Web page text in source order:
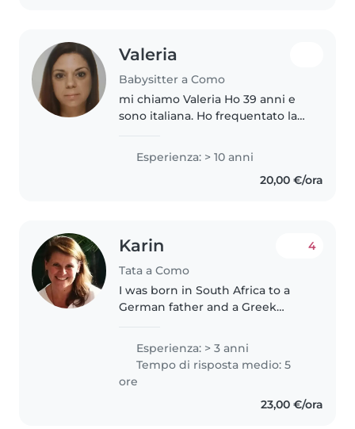
Valeria
Babysitter a Como
mi chiamo Valeria Ho 39 anni e
sono italiana. Ho frequentato la
per 5 anni e ho accumulato una
vasta esperienza lavorando con
Esperienza: > 10 anni
20,00 €/ora
Karin
Tata a Como
4
I was born in South Africa to a
German father and a Greek
basic). I have a large family of
cousins and like to spend time
with them. I moved to Italy in
2023..
Esperienza: > 3 anni
Tempo di risposta medio: 5
ore
23,00 €/ora